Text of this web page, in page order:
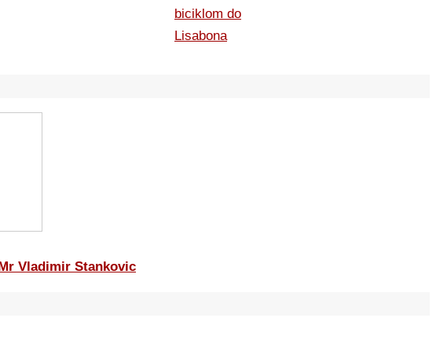
biciklom do
Lisabona
Vladimir Stankovic